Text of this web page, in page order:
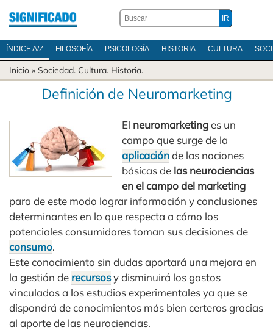
ÍNDICE A/Z FILOSOFÍA PSICOLOGÍA HISTORIA CULTURA
Inicio » Sociedad. Cultura. Historia.
Definición de Neuromarketing
El neuromarketinges un
campo que surge de la
aplicaciónde las nociones
básicas de las neurociencias
en el campo del marketing
para de este modo lograr información y conclusiones
determinantes en lo que respecta a cómo los
potenciales consumidores toman sus decisiones de
consumo.
Este conocimiento sin dudas aportará una mejora en
la gestión de recursosy disminuirá los gastos
vinculados a los estudios experimentales ya que se
dispondrá de conocimientos más bien certeros gracias
al aporte de las neurociencias.